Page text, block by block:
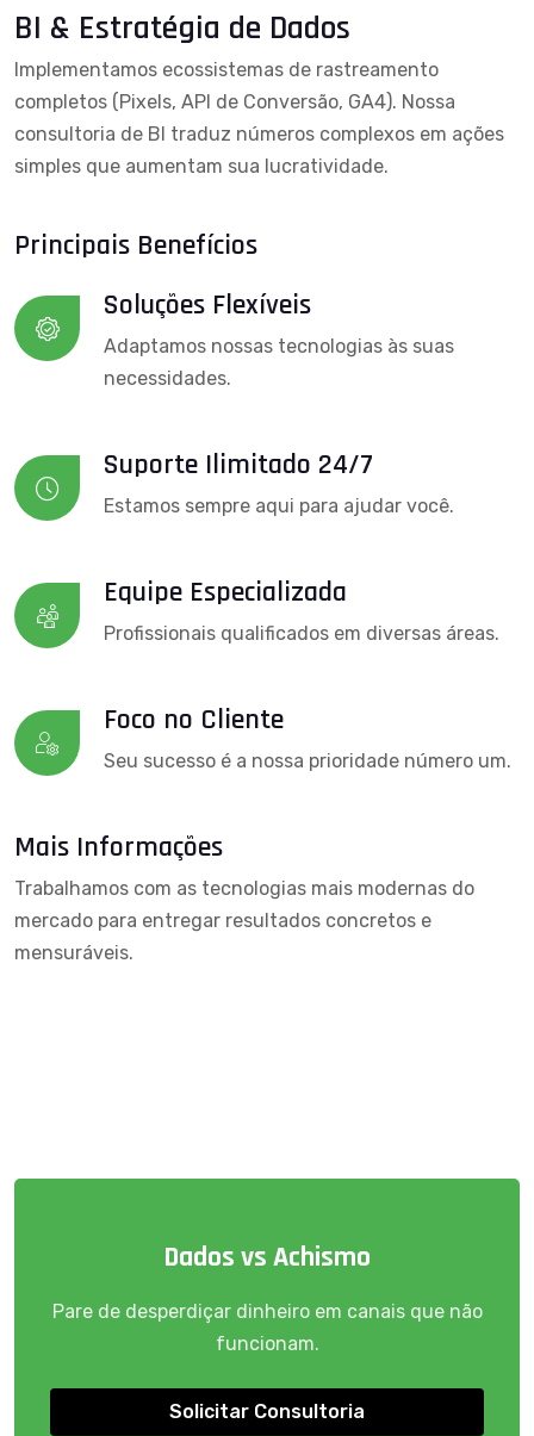
BI & Estratégia de Dados
Implementamos ecossistemas de rastreamento
completos (Pixels, API de Conversão, GA4). Nossa
consultoria de BI traduz números complexos em ações
simples que aumentam sua lucratividade.
Principais Benefícios
Soluções Flexíveis
Adaptamos nossas tecnologias às suas
necessidades.
Suporte Ilimitado 24/7
Estamos sempre aqui para ajudar você.
Equipe Especializada
Profissionais qualificados em diversas áreas.
Foco no Cliente
Seu sucesso é a nossa prioridade número um.
Mais Informações
Trabalhamos com as tecnologias mais modernas do
mercado para entregar resultados concretos e
mensuráveis.
Dados vs Achismo
Pare de desperdiçar dinheiro em canais que não
funcionam.
Solicitar Consultoria